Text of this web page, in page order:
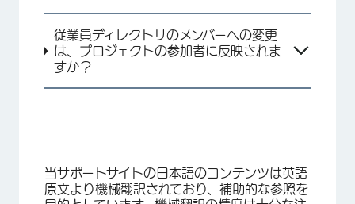
従業員ディレクトリのメンバーへの変更
は、プロジェクトの参加者に反映されま
すか？
当サポートサイトの日本語のコンテンツは英語
原文より機械翻訳されており、補助的な参照を